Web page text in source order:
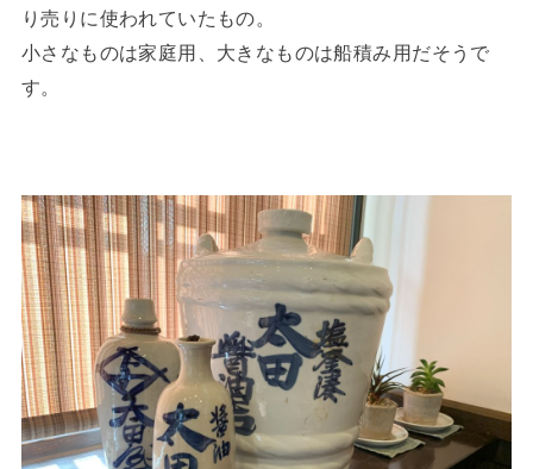
り売りに使われていたもの。
小さなものは家庭用、大きなものは船積み用だそうで
す。